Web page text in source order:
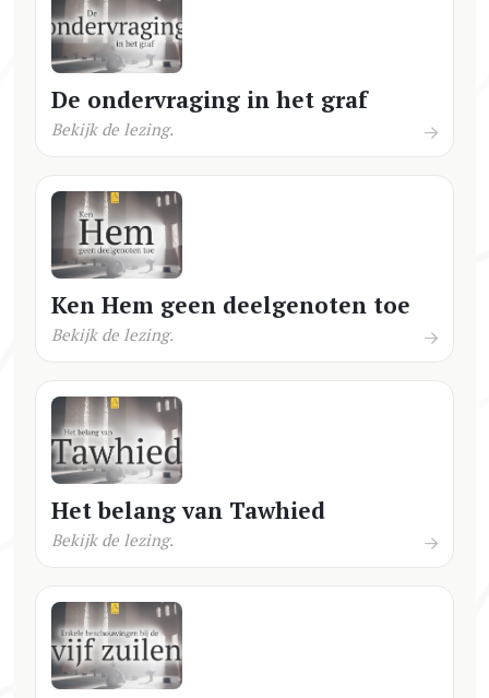
De ondervraging in het graf
Bekijk de lezing.
Ken Hem geen deelgenoten toe
Bekijk de lezing.
Het belang van Tawhied
Bekijk de lezing.